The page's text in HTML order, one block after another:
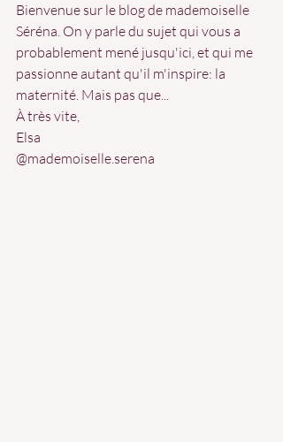
Bienvenue sur le blog de mademoiselle
Séréna. On y parle du sujet qui vous a
probablement mené jusqu'ici, et qui me
passionne autant qu'il m'inspire: la
maternité. Mais pas que...
À très vite,
Elsa
@mademoiselle.serena